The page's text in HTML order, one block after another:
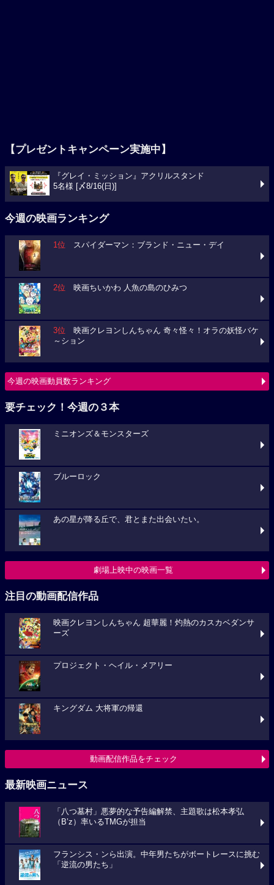
【プレゼントキャンペーン実施中】
『グレイ・ミッション』アクリルスタンド
5名様 [〆8/16(日)]
今週の映画ランキング
1位 スパイダーマン：ブランド・ニュー・デイ
2位 映画ちいかわ 人魚の島のひみつ
3位 映画クレヨンしんちゃん 奇々怪々！オラの妖怪バケ
～ション
今週の映画動員数ランキング
要チェック！今週の３本
ミニオンズ＆モンスターズ
ブルーロック
あの星が降る丘で、君とまた出会いたい。
劇場上映中の映画一覧
注目の動画配信作品
映画クレヨンしんちゃん 超華麗！灼熱のカスカベダンサ
ーズ
プロジェクト・ヘイル・メアリー
キングダム 大将軍の帰還
動画配信作品をチェック
最新映画ニュース
「八つ墓村」悪夢的な予告編解禁、主題歌は松本孝弘
（B’z）率いるTMGが担当
フランシス・ンら出演。中年男たちがボートレースに挑む
「逆流の男たち」